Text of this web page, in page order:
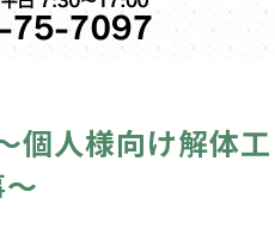
個人様向け解体工